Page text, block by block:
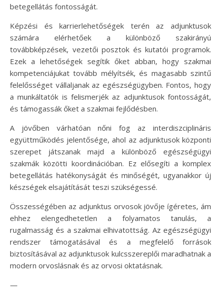
betegellátás fontosságát.
Képzési és karrierlehetőségek terén az adjunktusok
számára elérhetőek a különböző szakirányú
továbbképzések, vezetői posztok és kutatói programok.
Ezek a lehetőségek segítik őket abban, hogy szakmai
kompetenciájukat tovább mélyítsék, és magasabb szintű
felelősséget vállaljanak az egészségügyben. Fontos, hogy
a munkáltatók is felismerjék az adjunktusok fontosságát,
és támogassák őket a szakmai fejlődésben.
A jövőben várhatóan nőni fog az interdiszciplináris
együttműködés jelentősége, ahol az adjunktusok központi
szerepet játszanak majd a különböző egészségügyi
szakmák közötti koordinációban. Ez elősegíti a komplex
betegellátás hatékonyságát és minőségét, ugyanakkor új
készségek elsajátítását teszi szükségessé.
Összességében az adjunktus orvosok jövője ígéretes, ám
ehhez elengedhetetlen a folyamatos tanulás, a
rugalmasság és a szakmai elhivatottság. Az egészségügyi
rendszer támogatásával és a megfelelő források
biztosításával az adjunktusok kulcsszereplői maradhatnak a
modern orvoslásnak és az orvosi oktatásnak.
—